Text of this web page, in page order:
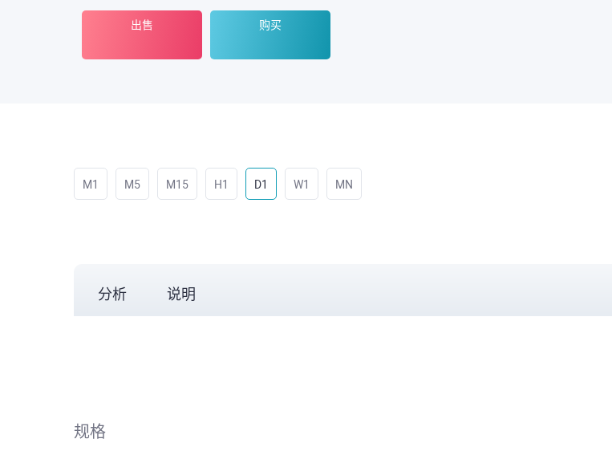
出售 购买
M1 M5 M15 H1 D1 W1 MN
分析 说明
规格